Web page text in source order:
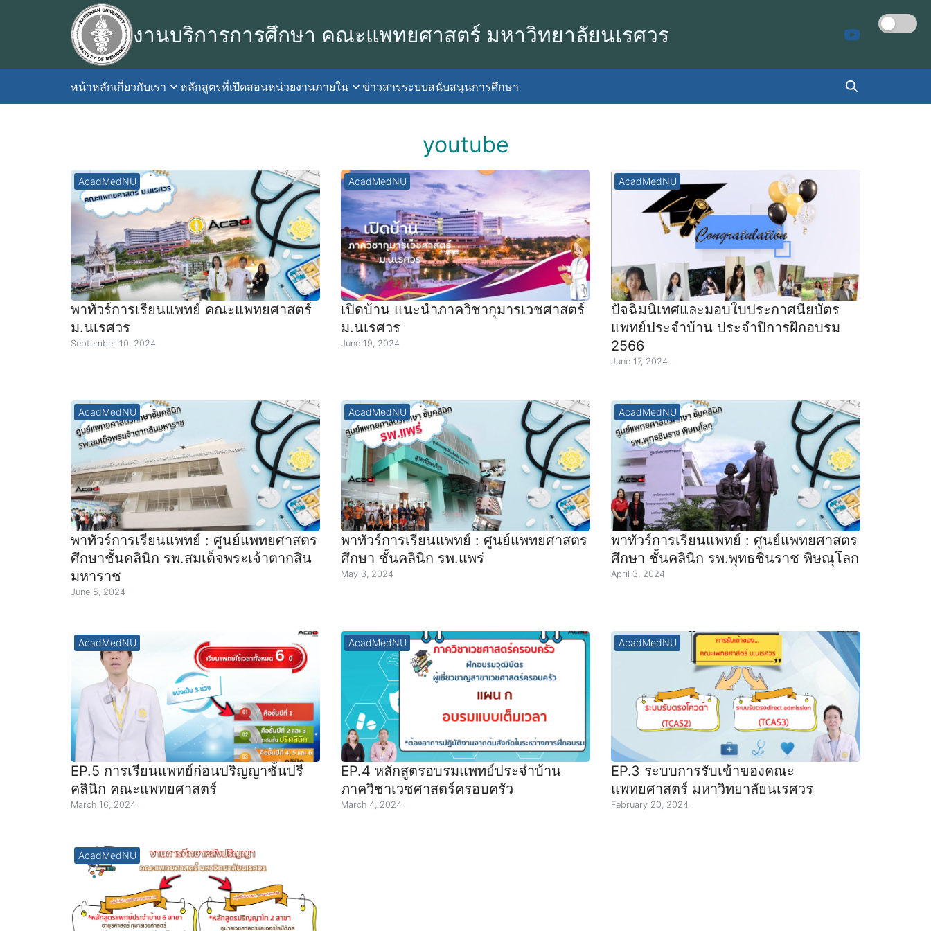
งานบริการการศึกษา คณะแพทยศาสตร์ มหาวิทยาลัยนเรศวร
หน้าหลักเกี่ยวกับเรา หลักสูตรที่เปิดสอนหน่วยงานภายใน ข่าวสารระบบสนับสนุนการศึกษา
youtube
AcadMedNU
พาทัวร์การเรียนแพทย์ คณะแพทยศาสตร์
ม.นเรศวร
September 10, 2024
AcadMedNU
เปิดบ้าน แนะนำภาควิชากุมารเวชศาสตร์
ม.นเรศวร
June 19, 2024
AcadMedNU
ปัจฉิมนิเทศและมอบใบประกาศนียบัตร
แพทย์ประจำบ้าน ประจำปีการฝึกอบรม
2566
June 17, 2024
AcadMedNU
พาทัวร์การเรียนแพทย์ : ศูนย์แพทยศาสตร​
ศึกษาชั้นคลินิก รพ.สมเด็จพระเจ้าตากสิน
มหาราช
June 5, 2024
AcadMedNU
พาทัวร์การเรียนแพทย์ : ศูนย์แพทยศาสตร​
ศึกษา ชั้นคลินิก รพ.แพร่
May 3, 2024
AcadMedNU
พาทัวร์การเรียนแพทย์ : ศูนย์แพทยศาสตร​
ศึกษา ชั้นคลินิก รพ.พุทธชินราช พิษณุโลก
April 3, 2024
AcadMedNU
EP.5 การเรียนแพทย์ก่อนปริญญาชั้นปรี
คลินิก คณะแพทยศาสตร์
March 16, 2024
AcadMedNU
EP.4 หลักสูตรอบรมแพทย์ประจำบ้าน
ภาควิชาเวชศาสตร์ครอบครัว
March 4, 2024
AcadMedNU
EP.3 ระบบการรับเข้าของคณะ
แพทยศาสตร์ มหาวิทยาลัยนเรศวร
February 20, 2024
AcadMedNU